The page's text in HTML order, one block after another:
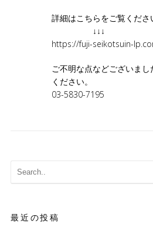
詳細はこちらをご覧くださ
↓↓↓
https://fuji-seikotsuin-
ご不明な点などございま
ください。
03-5830-7195
最近の投稿